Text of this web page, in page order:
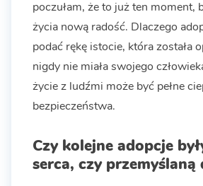
poczułam, że to już ten moment,
życia nową radość. Dlaczego
podać rękę istocie, która została
nigdy nie miała swojego
życie z ludźmi może być pełne
bezpieczeństwa.
Czy kolejne adopcje
serca, czy przemyślaną